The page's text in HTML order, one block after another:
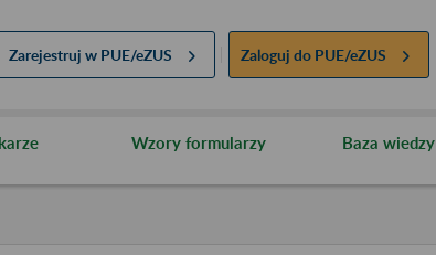
Zarejestruj w PUE/eZUS Zaloguj do PUE/eZUS
Wzory formularzy Baza wiedzy